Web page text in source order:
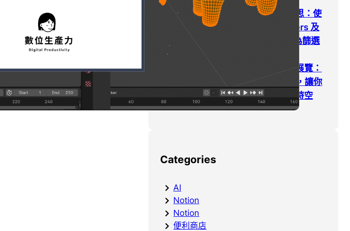
我在資料整理的反思：使
用 Apple Reminders 及
Google Tasks 作為篩選
去東京不能錯過的展覽：
teamLab Planets，讓你
進入沉浸式展覽的時空
Categories
AI
Notion
Notion
便利商店